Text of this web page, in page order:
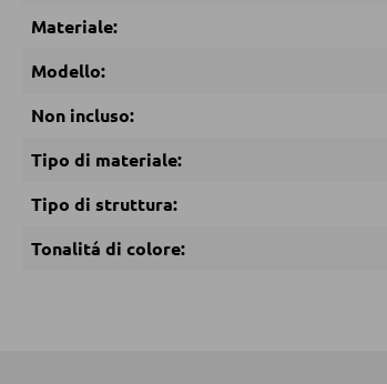
Materiale:
Modello:
Non incluso:
Tipo di materiale:
Tipo di struttura:
Tonalitá di colore: